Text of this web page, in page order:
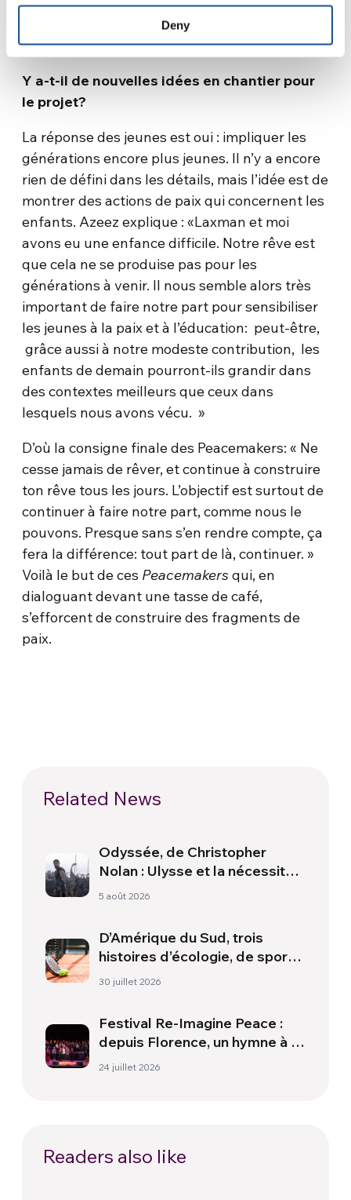
Deny
pour le mieux, grâce à nous, alors nous
sommes heureux. »
Y a-t-il de nouvelles idées en chantier pour
le projet?
La réponse des jeunes est oui : impliquer les
générations encore plus jeunes. Il n’y a encore
rien de défini dans les détails, mais l’idée est de
montrer des actions de paix qui concernent les
enfants. Azeez explique : «Laxman et moi
avons eu une enfance difficile. Notre rêve est
que cela ne se produise pas pour les
générations à venir. Il nous semble alors très
important de faire notre part pour sensibiliser
les jeunes à la paix et à l’éducation: peut-être,
grâce aussi à notre modeste contribution, les
enfants de demain pourront-ils grandir dans
des contextes meilleurs que ceux dans
lesquels nous avons vécu. »
D’où la consigne finale des Peacemakers: « Ne
cesse jamais de rêver, et continue à construire
ton rêve tous les jours. L’objectif est surtout de
continuer à faire notre part, comme nous le
pouvons. Presque sans s’en rendre compte, ça
fera la différence: tout part de là, continuer. »
Voilà le but de ces Peacemakers qui, en
dialoguant devant une tasse de café,
s’efforcent de construire des fragments de
paix.
Related News
Odyssée, de Christopher
Nolan : Ulysse et la nécessité
d’une nouvelle aube
5 août 2026
D’Amérique du Sud, trois
histoires d’écologie, de sport
et de santé
30 juillet 2026
Festival Re-Imagine Peace :
depuis Florence, un hymne à la
paix
24 juillet 2026
Readers also like